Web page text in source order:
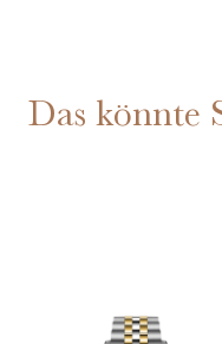
Das könnte